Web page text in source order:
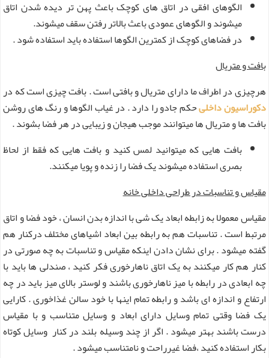
الگوهای افقی در اتاق های کوچک باعث پهن تر دیده شدن اتاق
میشوند و الگوهای عمودی باعث بالاتر رفتن سقف میشوند.
در فضاهای کوچک از کمترین الگوها استفاده باید استفاده شود .
بافت و متریال
هرچیزی در اطراف ما دارای متریال و بافتی است . بافت چیزی است که در
دکوراسیون داخلیحکم جادو را دارد . در غیاب الگوها و رنگ های روشن
بافت ها و متریال ها میتوانند موجب هیجان و زیبایی در هر فضا بشوند .
بافت هایی که میتوانید لمس کنید و بافت هایی که فقط از لحاظ
بصری استفاده میشوند یک فضا را زنده و پویا میکنند.
مقیاس و تناسبات در طراحی داخلی خانه
مقیاس معمولا به زابطه ابعاد یک شی با اندازه بدن انسان ، خود فضا و اتاق
مرتبط است . تناسبات هم به رابطه بین ابعاد اشیاهای مختلف درکنار هم
گفته میشود . برای نشان دادن اینکه مقیاس و تناسبات به چه صورتی در
کنار هم کار میکنند به یک اتاق ناهارخوری فکر کنید ، صندلی ها باید با
چه ابعادی در رابطه با میز ناهارخوری باشند و لوستر بالای میز باید در چه
ارتفاع و اندازه ای باشد و رابطه تمام اینها با خود سالن غذاخوری . کارایی
یک فضا وقتی تمام وسایل دارای ابعاد و وسایل متناسب و با مقیاس
درست باشند بهتر میشود . اگر از چند وسیله بلند در کنار وسایل کوتاه
بکار استفاده کنید ،فضا غیرراحت و نامتناسب میشود .